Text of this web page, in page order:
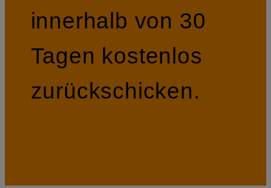
innerhalb von 30
Tagen kostenlos
zurückschicken.